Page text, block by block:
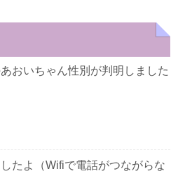
おいちゃん性別が判明しました
たよ（Wifiで電話がつながらな